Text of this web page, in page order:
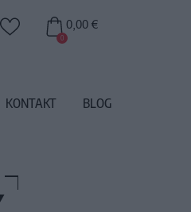
0
0,00 €
KONTAKT BLOG